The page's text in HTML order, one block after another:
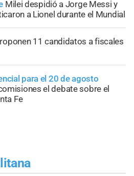
Milei despidió a Jorge Messi y
a Lionel durante el Mundial
11 candidatos a fiscales
para el 20 de agosto
el debate sobre el
Fe